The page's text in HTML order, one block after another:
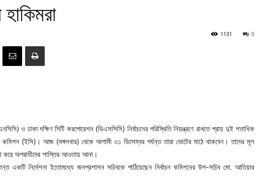
হাকিমরা
0
1131
ও ঢাকা দক্ষিণ সিটি করপোরেশন (ডিএসসিসি) নির্বাচনের পরিস্থিতি নিয়ন্ত্রণে রাখতে প্রায় দুই শতাধিক
কমিশন (ইসি)। আজ (মঙ্গলবার) থেকে আগামী ৩১ ডিসেম্বর পর্যন্ত তারা ভোটের মাঠে থাকবেন। তাদের মূল
করে অপরাধীদের শাস্তির আওতায় আনা।
একটি নির্দেশনা ইতোমধ্যে জনপ্রশাসন সচিবকে পাঠিয়েছেন নির্বাচন কমিশনের উপ-সচিব মো. আতিয়ার